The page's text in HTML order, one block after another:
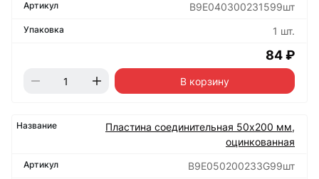
B9E040300231599шт
1 шт.
84 ₽
В корзину
Пластина соединительная 50х200 мм,
оцинкованная
B9E050200233G99шт